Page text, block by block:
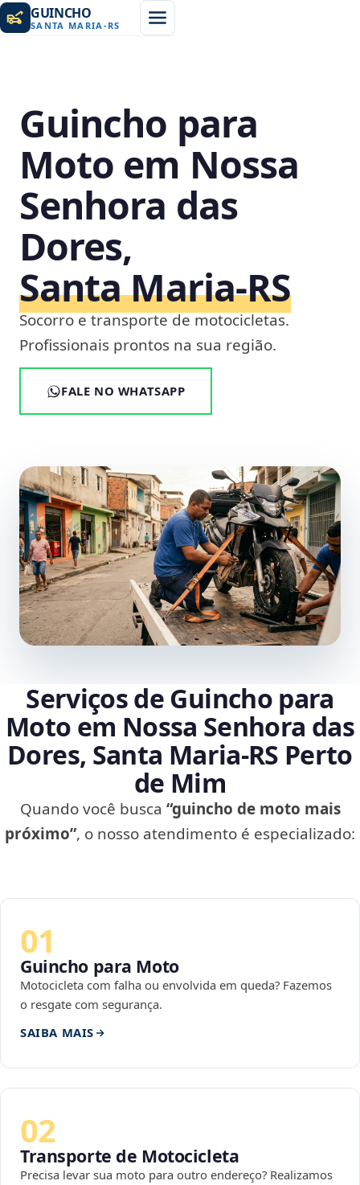
GUINCHO
SANTA MARIA -RS
Guincho para
Moto em Nossa
Senhora das
Dores,
Santa Maria‑RS
Socorro e transporte de motocicletas.
Profissionais prontos na sua região.
FALE NO WHATSAPP
Serviços de Guincho para
Moto em Nossa Senhora das
Dores, Santa Maria‑RS Perto
de Mim
Quando você busca “guincho de moto mais
próximo”, o nosso atendimento é especializado:
01
Guincho para Moto
Motocicleta com falha ou envolvida em queda? Fazemos
o resgate com segurança.
SAIBA MAIS
02
Transporte de Motocicleta
Precisa levar sua moto para outro endereço? Realizamos